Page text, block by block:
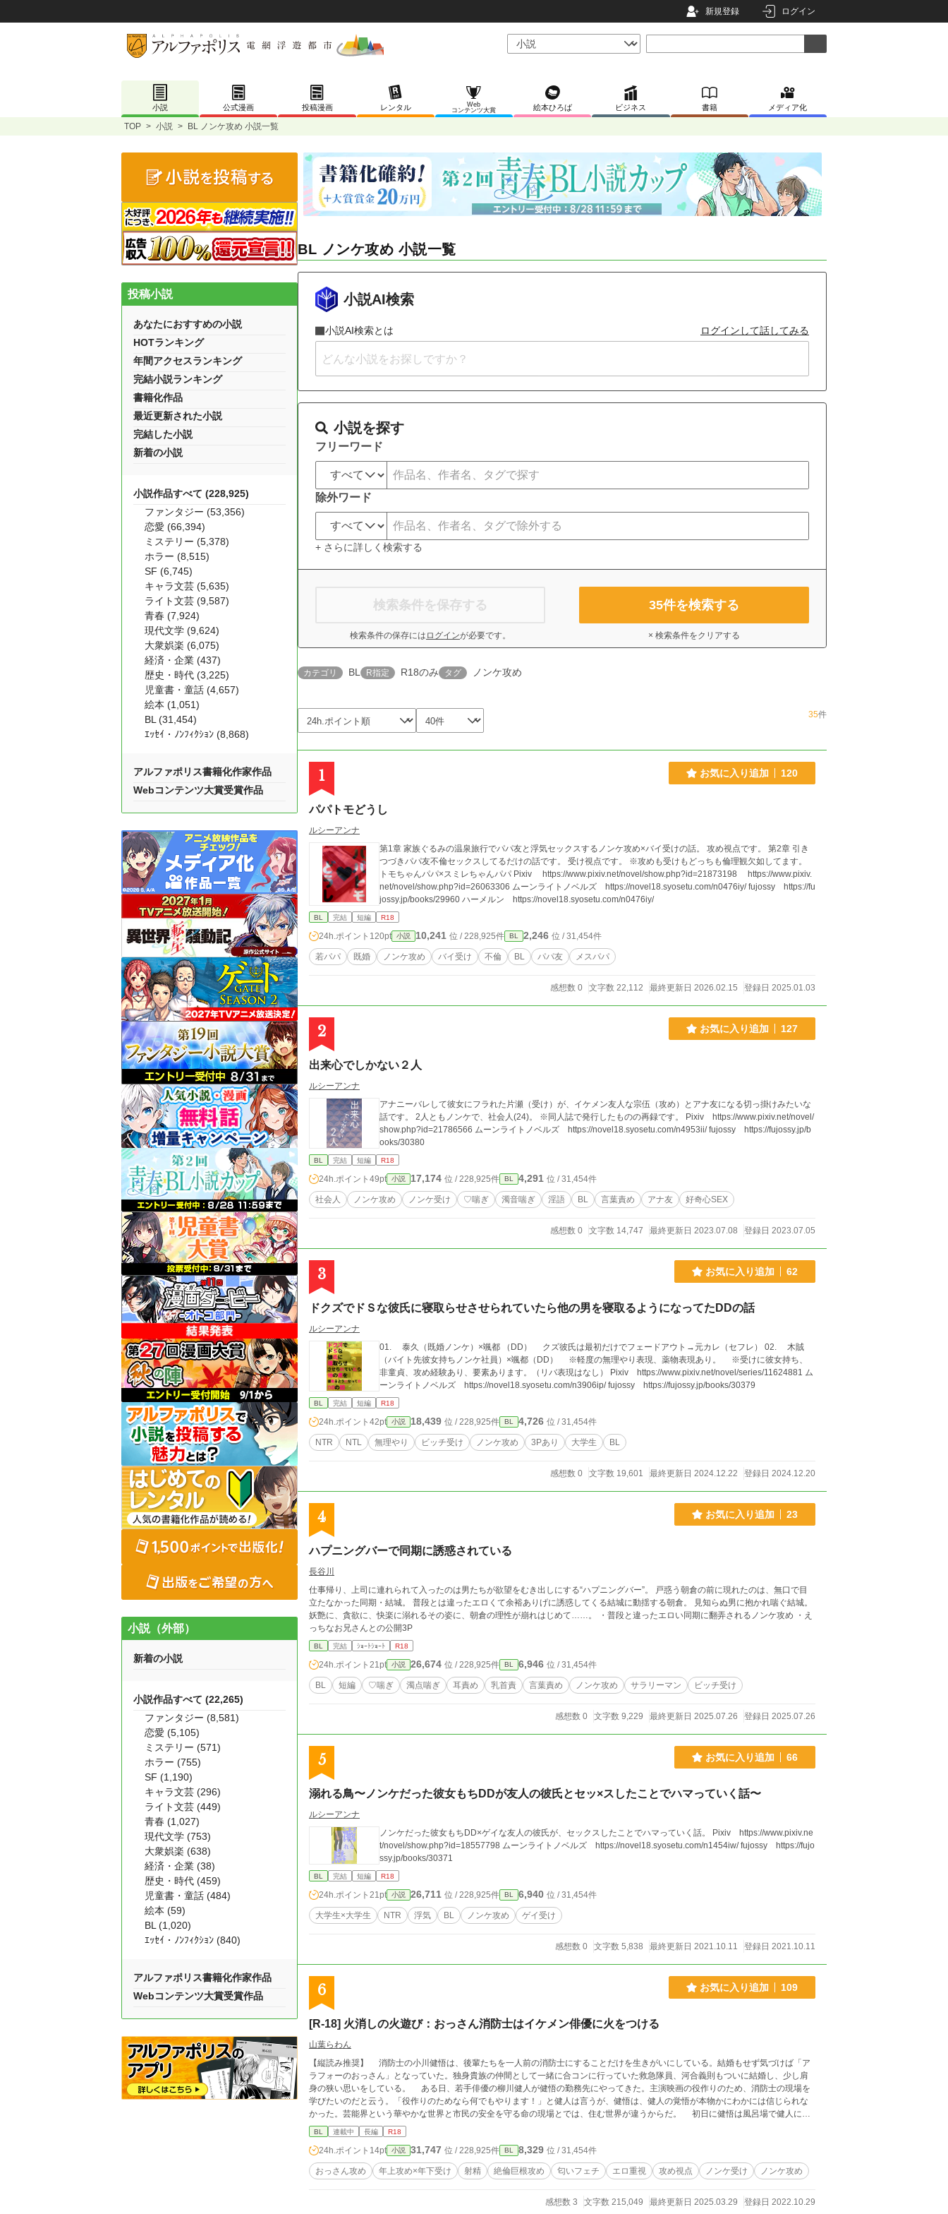
新規登録 ログイン
小説 公式漫画 投稿漫画 レンタル
Web
コンテンツ大賞
絵本ひろば ビジネス 書籍 メディア化
TOP > 小説 > BL ノンケ攻め 小説一覧
BL ノンケ攻め 小説一覧
小説AI検索
小説AI検索とは ログインして話してみる
小説を探す
フリーワード
除外ワード
+ さらに詳しく検索する
検索条件を保存する
検索条件の保存には ログインが必要です。
35件を検索する
× 検索条件をクリアする
カテゴリ BL R指定 R18のみ タグ ノンケ攻め
35件
1 お気に入り追加 120
パパトモどうし
ルシーアンナ
第1章 家族ぐるみの温泉旅行でパパ友と浮気セックスするノンケ攻め×バイ受けの話。 攻め視点です。 第2章 引き
つづきパパ友不倫セックスしてるだけの話です。 受け視点です。 ※攻めも受けもどっちも倫理観欠如してます。
トモちゃんパパ×スミレちゃんパパ Pixiv https://www.pixiv.net/novel/show.php?id=21873198 https://www.pixiv.
net/novel/show.php?id=26063306 ムーンライトノベルズ https://novel18.syosetu.com/n0476iy/ fujossy https://fu
jossy.jp/books/29960 ハーメルン https://novel18.syosetu.com/n0476iy/
BL 完結 短編 R18
24h.ポイント 120pt 小説 10,241 位 / 228,925件 BL 2,246 位 / 31,454件
若パパ 既婚 ノンケ攻め バイ受け 不倫 BL パパ友 メスパパ
感想数 0 文字数 22,112 最終更新日 2026.02.15 登録日 2025.01.03
2 お気に入り追加 127
出来心でしかない２人
ルシーアンナ
アナニーバレして彼女にフラれた片瀬（受け）が、イケメン友人な宗伍（攻め）とアナ友になる切っ掛けみたいな
話です。 2人ともノンケで、社会人(24)。 ※同人誌で発行したものの再録です。 Pixiv https://www.pixiv.net/novel/
show.php?id=21786566 ムーンライトノベルズ https://novel18.syosetu.com/n4953ii/ fujossy https://fujossy.jp/b
ooks/30380
BL 完結 短編 R18
24h.ポイント 49pt 小説 17,174 位 / 228,925件 BL 4,291 位 / 31,454件
社会人 ノンケ攻め ノンケ受け ♡喘ぎ 濁音喘ぎ 淫語 BL 言葉責め アナ友 好奇心SEX
感想数 0 文字数 14,747 最終更新日 2023.07.08 登録日 2023.07.05
3 お気に入り追加 62
ドクズでドＳな彼氏に寝取らせさせられていたら他の男を寝取るようになってたDDの話
ルシーアンナ
01. 泰久（既婚ノンケ）×颯都 （DD） クズ彼氏は最初だけでフェードアウト→元カレ（セフレ） 02. 木賊
（バイト先彼女持ちノンケ社員）×颯都（DD） ※軽度の無理やり表現、薬物表現あり。 ※受けに彼女持ち、
非童貞、攻め経験あり、要素あります。（リバ表現はなし） Pixiv https://www.pixiv.net/novel/series/11624881 ム
ーンライトノベルズ https://novel18.syosetu.com/n3906ip/ fujossy https://fujossy.jp/books/30379
BL 完結 短編 R18
24h.ポイント 42pt 小説 18,439 位 / 228,925件 BL 4,726 位 / 31,454件
NTR NTL 無理やり ビッチ受け ノンケ攻め 3Pあり 大学生 BL
感想数 0 文字数 19,601 最終更新日 2024.12.22 登録日 2024.12.20
4 お気に入り追加 23
ハプニングバーで同期に誘惑されている
長谷川
仕事帰り、上司に連れられて入ったのは男たちが欲望をむき出しにする“ハプニングバー”。 戸惑う朝倉の前に現れたのは、無口で目
立たなかった同期・結城。 普段とは違ったエロくて余裕ありげに誘惑してくる結城に動揺する朝倉。 見知らぬ男に抱かれ喘ぐ結城。
妖艶に、貪欲に、快楽に溺れるその姿に、朝倉の理性が崩れはじめて……。 ・普段と違ったエロい同期に翻弄されるノンケ攻め ・え
っちなお兄さんとの公開3P
BL 完結 ｼｮｰﾄｼｮｰﾄ R18
24h.ポイント 21pt 小説 26,674 位 / 228,925件 BL 6,946 位 / 31,454件
BL 短編 ♡喘ぎ 濁点喘ぎ 耳責め 乳首責 言葉責め ノンケ攻め サラリーマン ビッチ受け
感想数 0 文字数 9,229 最終更新日 2025.07.26 登録日 2025.07.26
5 お気に入り追加 66
溺れる鳥〜ノンケだった彼女もちDDが友人の彼氏とセッ×スしたことでハマっていく話〜
ルシーアンナ
ノンケだった彼女もちDD×ゲイな友人の彼氏が、セックスしたことでハマっていく話。 Pixiv https://www.pixiv.ne
t/novel/show.php?id=18557798 ムーンライトノベルズ https://novel18.syosetu.com/n1454iw/ fujossy https://fujo
ssy.jp/books/30371
BL 完結 短編 R18
24h.ポイント 21pt 小説 26,711 位 / 228,925件 BL 6,940 位 / 31,454件
大学生×大学生 NTR 浮気 BL ノンケ攻め ゲイ受け
感想数 0 文字数 5,838 最終更新日 2021.10.11 登録日 2021.10.11
6 お気に入り追加 109
[R-18] 火消しの火遊び：おっさん消防士はイケメン俳優に火をつける
山葉らわん
【縦読み推奨】 消防士の小川健悟は、後輩たちを一人前の消防士にすることだけを生きがいにしている。結婚もせず気づけば「ア
ラフォーのおっさん」となっていた。独身貴族の仲間として一緒に合コンに行っていた救急隊員、河合義則もついに結婚し、少し肩
身の狭い思いをしている。 ある日、若手俳優の柳川健人が健悟の勤務先にやってきた。主演映画の役作りのため、消防士の現場を
学びたいのだと云う。「役作りのためなら何でもやります！」と健人は言うが、健悟は、健人の覚悟が本物かにわかには信じられな
かった。芸能界という華やかな世界と市民の安全を守る命の現場とでは、住む世界が違うからだ。 初日に健悟は風呂場で健人にち
ょっかいをかける。しかし、その小さな火遊びがもとで、健悟と健人は急接近してゆくことになる。 ※ 【地雷について】 第三章の
全体にわたって主人公と女性キャラの恋愛模様が出てきます。BL作品に女性キャラが大きな役割をもって描かれるのを好まない方が
おられましたら、読み飛ばしていただくことをお勧めします。
BL 連載中 長編 R18
24h.ポイント 14pt 小説 31,747 位 / 228,925件 BL 8,329 位 / 31,454件
おっさん攻め 年上攻め×年下受け 射精 絶倫巨根攻め 匂いフェチ エロ重視 攻め視点 ノンケ受け ノンケ攻め
感想数 3 文字数 215,049 最終更新日 2025.03.29 登録日 2022.10.29
投稿小説
あなたにおすすめの小説
HOTランキング
年間アクセスランキング
完結小説ランキング
書籍化作品
最近更新された小説
完結した小説
新着の小説
小説作品すべて (228,925)
ファンタジー (53,356)
恋愛 (66,394)
ミステリー (5,378)
ホラー (8,515)
SF (6,745)
キャラ文芸 (5,635)
ライト文芸 (9,587)
青春 (7,924)
現代文学 (9,624)
大衆娯楽 (6,075)
経済・企業 (437)
歴史・時代 (3,225)
児童書・童話 (4,657)
絵本 (1,051)
BL (31,454)
ｴｯｾｲ・ﾉﾝﾌｨｸｼｮﾝ (8,868)
アルファポリス書籍化作家作品
Webコンテンツ大賞受賞作品
小説（外部）
新着の小説
小説作品すべて (22,265)
ファンタジー (8,581)
恋愛 (5,105)
ミステリー (571)
ホラー (755)
SF (1,190)
キャラ文芸 (296)
ライト文芸 (449)
青春 (1,027)
現代文学 (753)
大衆娯楽 (638)
経済・企業 (38)
歴史・時代 (459)
児童書・童話 (484)
絵本 (59)
BL (1,020)
ｴｯｾｲ・ﾉﾝﾌｨｸｼｮﾝ (840)
アルファポリス書籍化作家作品
Webコンテンツ大賞受賞作品